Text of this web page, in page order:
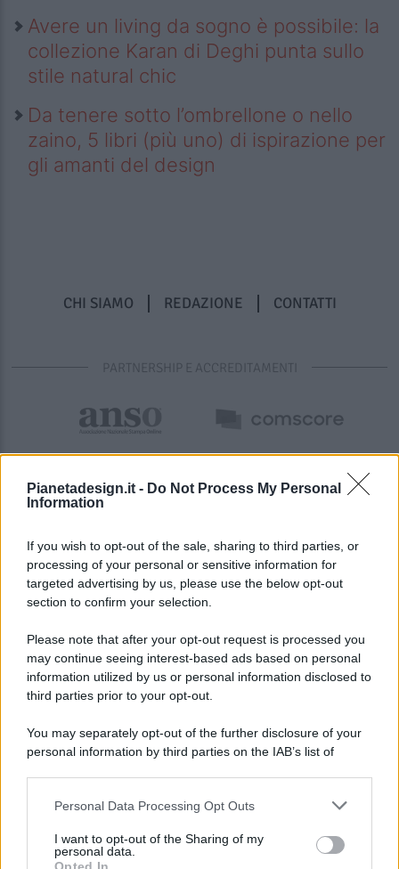
Pianetadesign.it - Do Not Process My Personal
Information
If you wish to opt-out of the sale, sharing to third parties, or
processing of your personal or sensitive information for
targeted advertising by us, please use the below opt-out
section to confirm your selection.
Please note that after your opt-out request is processed you
may continue seeing interest-based ads based on personal
information utilized by us or personal information disclosed to
third parties prior to your opt-out.
You may separately opt-out of the further disclosure of your
personal information by third parties on the IAB’s list of
This information may also be disclosed by us to third parties
disclose it to other third parties.
Personal Data Processing Opt Outs
I want to opt-out of the Sharing of my
personal data.
Avere un living da sogno è possibile: la
collezione Karan di Deghi punta sullo
stile natural chic
Da tenere sotto l’ombrellone o nello
zaino, 5 libri (più uno) di ispirazione per
gli amanti del design
CHI SIAMO REDAZIONE CONTATTI
PARTNERSHIP E ACCREDITAMENTI
© 2026 - Pianeta Design - P.IVA 04827280654 - Testata
Registrata Al Tribunale Di Nocera Inferiore N. 8/2020 - RG N.
ISCRIZIONE AL ROC N. 35792 – ISCRITTA ALL’ANSO
(ASSOCIAZIONE NAZIONALE STAMPA ONLINE)
PREFERENZE PRIVACY